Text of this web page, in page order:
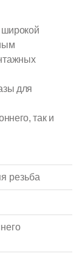
широкой
для
так и
резьба